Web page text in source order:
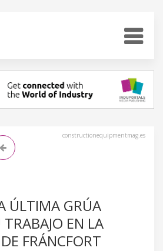
constructionequipmentmag.es
ÚLTIMA GRÚA
EN LA
FRÁNCFORT